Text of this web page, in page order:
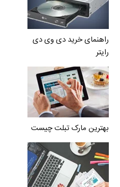
راهنمای خرید دی وی دی
رایتر
بهترین مارک تبلت چیست